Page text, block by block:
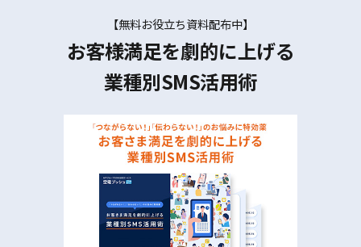
【無料お役立ち資料配布中】
お客様満足を劇的に上げる
業種別SMS活用術